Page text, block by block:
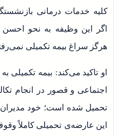
کلیه خدمات درمانی
اگر این وظیفه به نحو
هرگز سراغ بیمه تکمیلی
او تاکید می‌کند: بیمه تکمیلی
اجتماعی و قصور در انجام
تحمیل شده است؛ خود مدیران
این عارضه‌ی تحمیلی کاملاً